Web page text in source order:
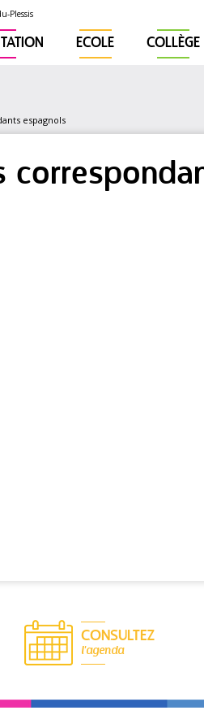
ECOLE COLLÈGE
espagnols
CONSULTEZ
l'agenda